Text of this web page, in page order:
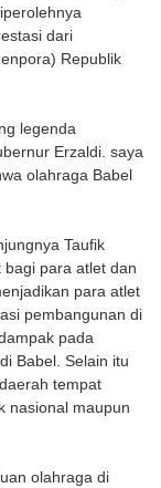
dari
Republik
legenda
Erzaldi. saya
olahraga Babel
Taufik
para atlet dan
para atlet
pembangunan di
pada
Babel. Selain itu
tempat
nasional maupun
olahraga di